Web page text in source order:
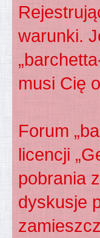
warunki.
musi Cię
Forum
licencji „
pobrania
dyskusje